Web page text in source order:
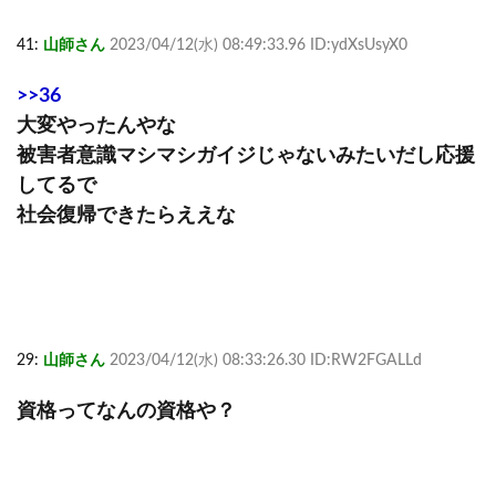
41: 山師さん 2023/04/12(水) 08:49:33.96 ID:ydXsUsyX0
>>36
大変やったんやな
被害者意識マシマシガイジじゃないみたいだし応援
してるで
社会復帰できたらええな
29: 山師さん 2023/04/12(水) 08:33:26.30 ID:RW2FGALLd
資格ってなんの資格や？